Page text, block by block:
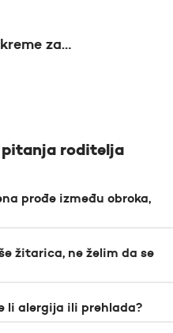
za…
roditelja
prođe između obroka,
žitarica, ne želim da se
li alergija ili prehlada?